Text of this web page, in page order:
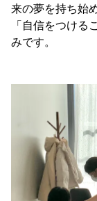
来の夢を持ち始
「自信をつける
みです。